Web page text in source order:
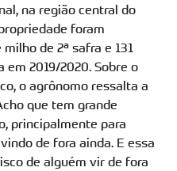
na região central do
foram
de 2ª safra e 131
em 2019/2020. Sobre o
o agrônomo ressalta a
que tem grande
principalmente para
de fora ainda. E essa
de alguém vir de fora